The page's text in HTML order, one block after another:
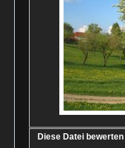
Diese Datei bewerten